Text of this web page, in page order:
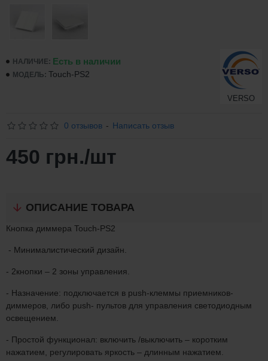
НАЛИЧИЕ: Есть в наличии
МОДЕЛЬ: Touch-PS2
VERSO
0 отзывов - Написать отзыв
450 грн./шт
ОПИСАНИЕ ТОВАРА
Кнопка диммера Touch-PS2
- Минималистический дизайн.
- 2кнопки – 2 зоны управления.
- Назначение: подключается в push-клеммы приемников-
диммеров, либо push- пультов для управления светодиодным
освещением.
- Простой функционал: включить /выключить – коротким
нажатием, регулировать яркость – длинным нажатием.